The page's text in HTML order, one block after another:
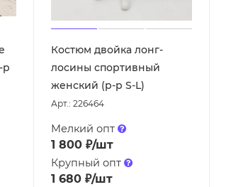
р
Костюм двойка лонг-
лосины спортивный
женский (р-р S-L)
Арт.: 226464
Мелкий опт
1 800₽/шт
Крупный опт
1 680₽/шт